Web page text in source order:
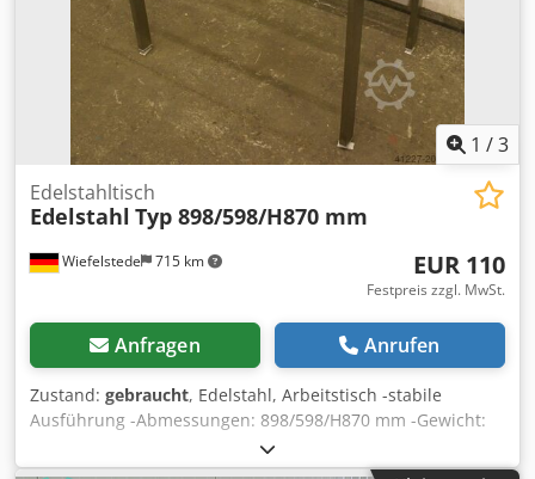
1 /3
Wiefelstede 715 km
Edelstahltisch
Edelstahl Typ 898/598/H870 mm
EUR 110
Festpreis zzgl. MwSt.
Anfragen Anrufen
Zustand: gebraucht, Edelstahl, Arbeitstisch -stabile
Ausführung -Abmessungen: 898/598/H870 mm -Gewicht:
12 kg - 1 Stück vorhanden Codpfx Aeb Uhnljikeha